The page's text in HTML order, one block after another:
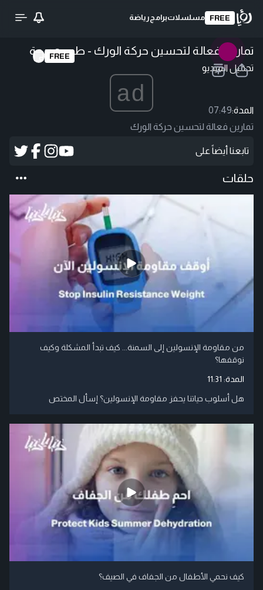
FREE مسلسلاتبرامج رياضة
تحميل الفيديو
FREE
تمارين فعالة لتحسين حركة الورك - طب وصحة
ad
المدة:07:49
تمارين فعالة لتحسين حركة الورك
تابعنا أيضاً على
حلقات
من مقاومة الإنسولين إلى السمنة... كيف تبدأ المشكلة وكيف
نوقفها؟
المدة: 11:31
هل أسلوب حياتنا يحفز مقاومة الإنسولين؟ إسأل المختص
كيف نحمي الأطفال من الجفاف في الصيف؟